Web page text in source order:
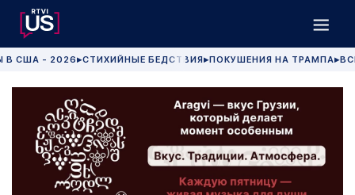
В США - 2026 ▶СТИХИЙНЫЕ БЕДСТВИЯ▶ПОКУШЕНИЯ НА ТРАМПА▶